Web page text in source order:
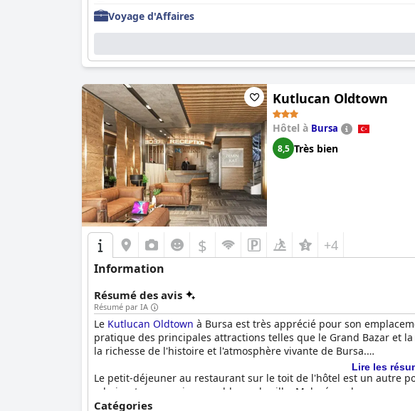
Voyage d'Affaires
Kutlucan Oldtown
Hôtel à Bursa
8,5 Très bien
$ +4
Information
Résumé des avis
Résumé par IA
Le Kutlucan Oldtown à Bursa est très apprécié pour son
pratique des principales attractions telles que le Grand Bazar et
la richesse de l'histoire et l'atmosphère vivante de Bursa.
Le petit-déjeuner au restaurant sur le toit de l'hôtel est un autre
admirant une vue imprenable sur la ville. Malgré quelques
le petit-déjeuner restent positifs.
Lire les
Catégories